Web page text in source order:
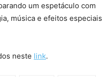
um espetáculo com
música e efeitos especiais
neste link.